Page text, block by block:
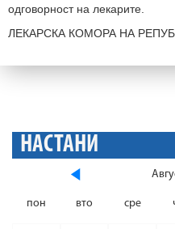
одговорност на лекарите.
ЛЕКАРСКА КОМОРА НА
НАСТАНИ
пон вто сре